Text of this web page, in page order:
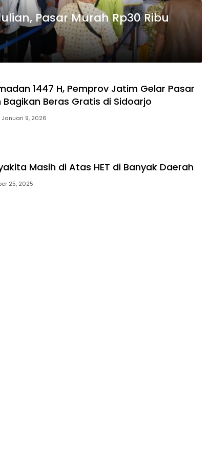
Pasar Murah Rp30 Ribu
1447 H, Pemprov Jatim Gelar Pasar
Bagikan Beras Gratis di Sidoarjo
Januari 9, 2026
Masih di Atas HET di Banyak Daerah
25, 2025